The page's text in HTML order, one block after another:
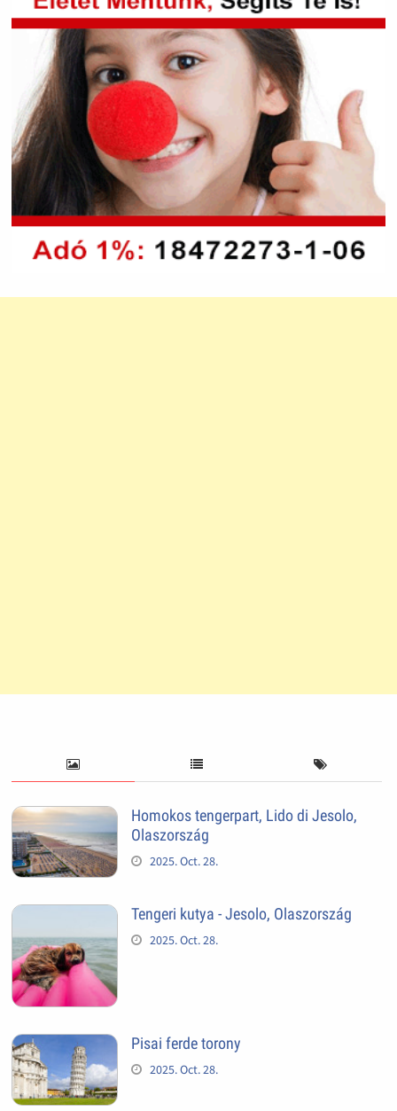
Homokos tengerpart, Lido di Jesolo,
Olaszország
2025. Oct. 28.
Tengeri kutya - Jesolo, Olaszország
2025. Oct. 28.
Pisai ferde torony
2025. Oct. 28.